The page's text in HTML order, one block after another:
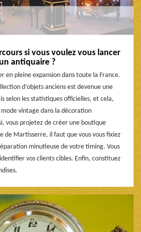
si vous voulez vous lancer
antiquaire ?
en pleine expansion dans toute la France.
d’objets anciens est devenue une
selon les statistiques officielles, et cela,
mode vintage dans la décoration
vous projetez de créer une boutique
de Martisserre, il faut que vous vous fixiez
minutieuse de votre timing. Vous
vos clients cibles. Enfin, constituez